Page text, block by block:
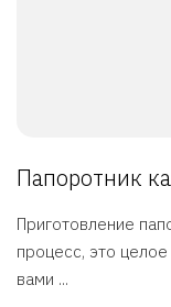
Папоротник
Приготовление
процесс, это
вами ...